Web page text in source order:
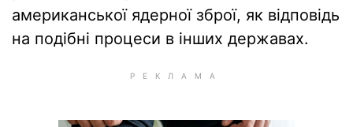
американської ядерної зброї, як відповідь
на подібні процеси в інших державах.